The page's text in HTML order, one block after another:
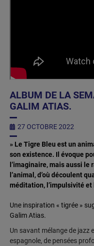
ALBUM DE LA
GALIM ATIAS.
27 OCTOBRE 2022
» Le Tigre Bleu est un
son existence. Il évoque
l’imaginaire, mais aussi le
l’animal, d’où découlent
méditation, l’impulsivité et
Une inspiration « tigrée »
Galim Atias.
Un savant mélange de jazz
espagnole, de pensées